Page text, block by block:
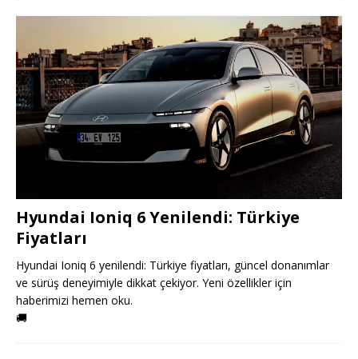
Hyundai Ioniq 6 Yenilendi: Türkiye
Fiyatları
Hyundai Ioniq 6 yenilendi: Türkiye fiyatları, güncel donanımlar
ve sürüş deneyimiyle dikkat çekiyor. Yeni özellikler için
haberimizi hemen oku.
🚚